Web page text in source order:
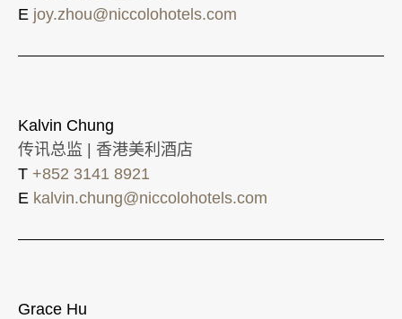
E joy.zhou@niccolohotels.com
Kalvin Chung
传讯总监 | 香港美利酒店
T +852 3141 8921
E kalvin.chung@niccolohotels.com
Grace Hu